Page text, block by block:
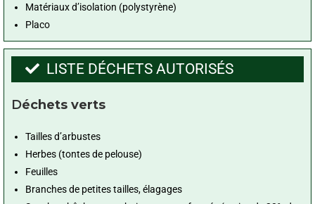
Matériaux d’isolation (polystyrène)
Placo
LISTE DÉCHETS AUTORISÉS
Déchets verts
Tailles d’arbustes
Herbes (tontes de pelouse)
Feuilles
Branches de petites tailles, élagages